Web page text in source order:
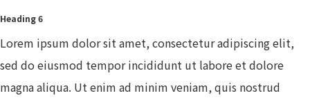
Heading 6
Lorem ipsum dolor sit amet, consectetur adipiscing elit,
sed do eiusmod tempor incididunt ut labore et dolore
magna aliqua. Ut enim ad minim veniam, quis nostrud